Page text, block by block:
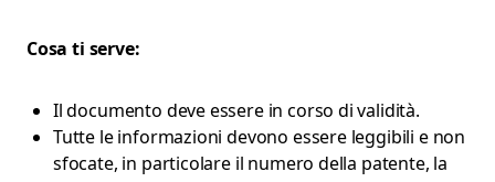
Cosa ti serve:
Il documento deve essere in corso di validità.
Tutte le informazioni devono essere leggibili e non
sfocate, in particolare il numero della patente, la